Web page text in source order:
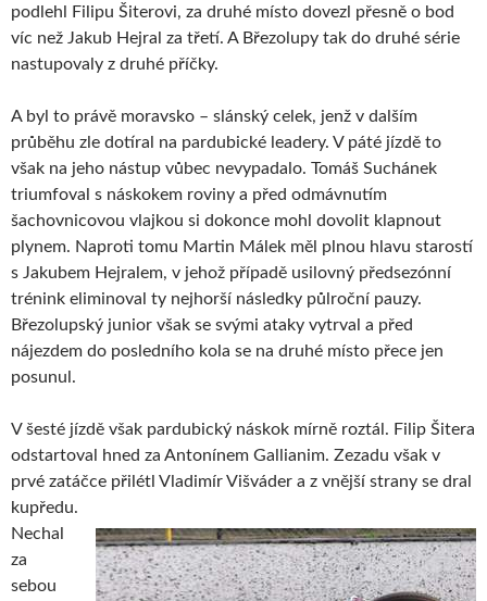
podlehl Filipu Šiterovi, za druhé místo dovezl přesně o bod
víc než Jakub Hejral za třetí. A Březolupy tak do druhé série
nastupovaly z druhé příčky.
A byl to právě moravsko – slánský celek, jenž v dalším
průběhu zle dotíral na pardubické leadery. V páté jízdě to
však na jeho nástup vůbec nevypadalo. Tomáš Suchánek
triumfoval s náskokem roviny a před odmávnutím
šachovnicovou vlajkou si dokonce mohl dovolit klapnout
plynem. Naproti tomu Martin Málek měl plnou hlavu starostí
s Jakubem Hejralem, v jehož případě usilovný předsezónní
trénink eliminoval ty nejhorší následky půlroční pauzy.
Březolupský junior však se svými ataky vytrval a před
nájezdem do posledního kola se na druhé místo přece jen
posunul.
V šesté jízdě však pardubický náskok mírně roztál. Filip Šitera
odstartoval hned za Antonínem Gallianim. Zezadu však v
prvé zatáčce přilétl Vladimír Višváder a z vnější strany se dral
kupředu.
Nechal
za
sebou